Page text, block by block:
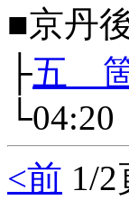
■京丹
├五
<前 1/2